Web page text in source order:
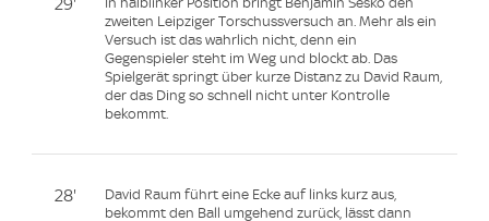
29'
zweiten Leipziger Torschussversuch an. Mehr als ein
Versuch ist das wahrlich nicht, denn ein
Gegenspieler steht im Weg und blockt ab. Das
Spielgerät springt über kurze Distanz zu David Raum,
der das Ding so schnell nicht unter Kontrolle
bekommt.
28'
David Raum führt eine Ecke auf links kurz aus,
bekommt den Ball umgehend zurück, lässt dann